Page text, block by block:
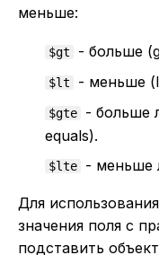
меньше:
$gt - больше
$lt - меньше
$gte
- больше
equals).
$lte - меньше
Для
значения поля с
подставить